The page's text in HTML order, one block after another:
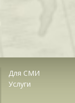
Для СМИ
Услуги